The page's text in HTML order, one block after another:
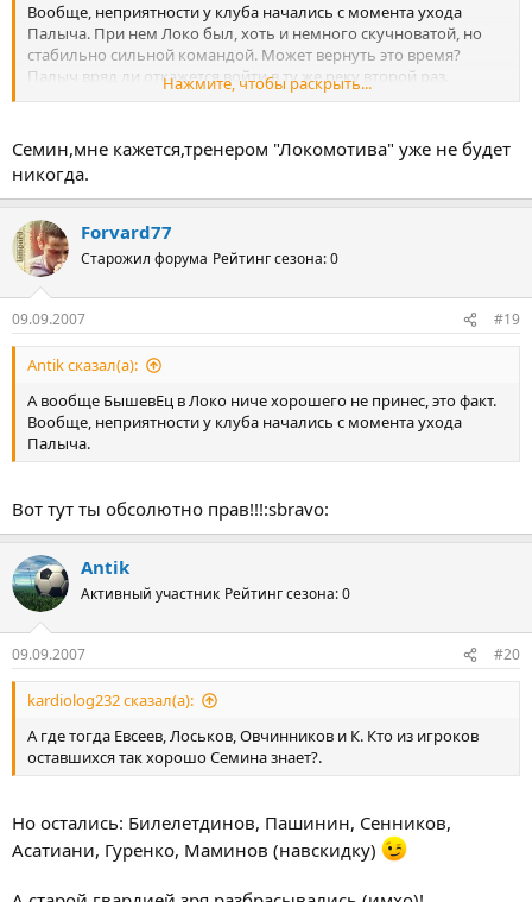
Вообще, неприятности у клуба начались с момента ухода
Палыча. При нем Локо был, хоть и немного скучноватой, но
стабильно сильной командой. Может вернуть это время?
Палыч вряд ли откажется войти в ту же реку второй раз.
Ситуацию в команде он знает, игроки знают его.
- сделать это как можно быстрее.
Нажмите, чтобы раскрыть...
Семин,мне кажется,тренером "Локомотива" уже не будет
никогда.
Forvard77
Старожил форума Рейтинг сезона: 0
09.09.2007 #19
Antik сказал(а):
А вообще БышевЕц в Локо ниче хорошего не принес, это факт.
Вообще, неприятности у клуба начались с момента ухода
Палыча.
Вот тут ты обсолютно прав!!!:sbravo:
Antik
Активный участник Рейтинг сезона: 0
09.09.2007 #20
kardiolog232 сказал(а):
А где тогда Евсеев, Лоськов, Овчинников и К. Кто из игроков
оставшихся так хорошо Семина знает?.
Но остались: Билелетдинов, Пашинин, Сенников,
Асатиани, Гуренко, Маминов (навскидку)